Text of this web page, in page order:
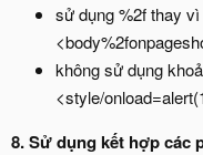
sử dụng %2f thay
không sử dụng
<style/
8. Sử dụng kết hợp các